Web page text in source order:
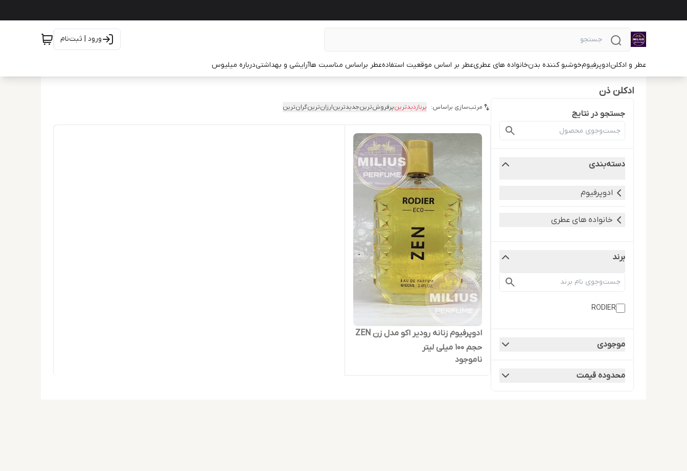
ورود | ثبت‌نام
عطر و ادکلنادوپرفیومخوشبو کننده بدنخانواده های عطریعطر بر اساس موقعیت استفادهعطر براساس مناسبت هاآرایشی و بهداشتیدرباره میلیوس
ادکلن ذن
جستجو در نتایج
دسته‌بندی
ادوپرفیوم
خانواده های عطری
برند
RODIER
موجودی
محدوده قیمت
مرتب‌سازی براساس: پربازدیدترینپرفروش‌ترینجدیدترینارزان‌ترینگران‌ترین
ادوپرفیوم زنانه رودیر اکو مدل زن ZEN
حجم 100 میلی لیتر
ناموجود